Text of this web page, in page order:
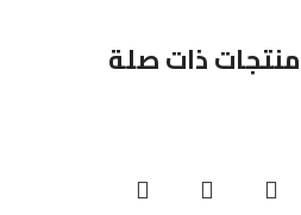
منتجات ذات صلة